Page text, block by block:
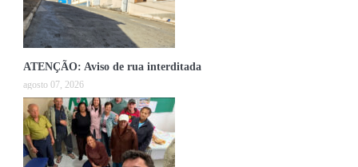
ATENÇÃO: Aviso de rua interditada
agosto 07, 2026